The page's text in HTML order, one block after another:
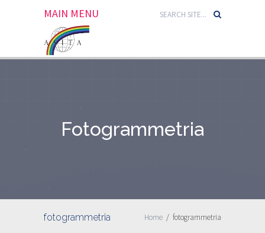
MAIN MENU
Fotogrammetria
fotogrammetria Home / fotogrammetria